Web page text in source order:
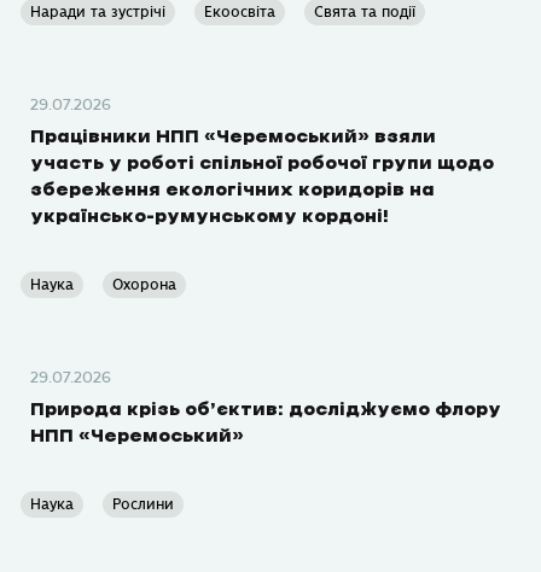
Наради та зустрічі Екоосвіта Свята та події
29.07.2026
Працівники НПП «Черемоський» взяли
участь у роботі спільної робочої групи щодо
збереження екологічних коридорів на
українсько-румунському кордоні!
Наука Охорона
29.07.2026
Природа крізь об’єктив: досліджуємо флору
НПП «Черемоський»
Наука Рослини